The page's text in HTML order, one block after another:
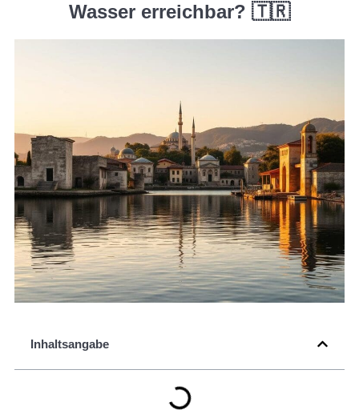
Wasser erreichbar? 🇹🇷
Inhaltsangabe